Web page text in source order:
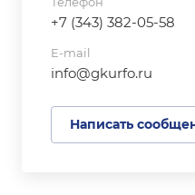
+7 (343) 382-05-58
E-mail
info@gkurfo.ru
Написать